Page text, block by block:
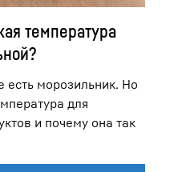
температура
морозильник. Но
для
и почему она так